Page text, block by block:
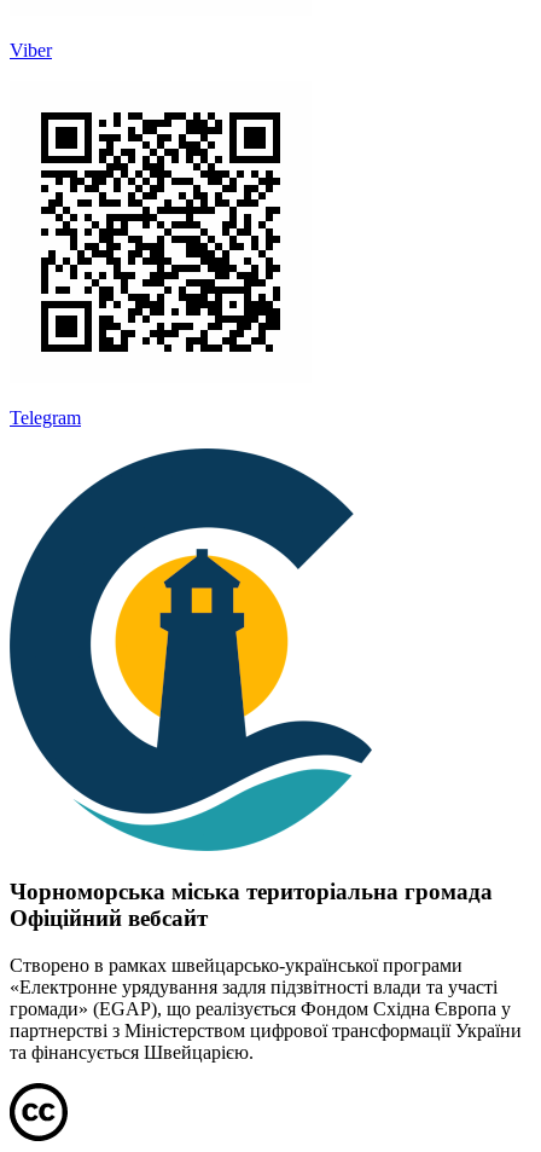
Viber
Telegram
Чорноморська міська територіальна громада
Офіційний вебсайт
Створено в рамках швейцарсько-української програми
«Електронне урядування задля підзвітності влади та участі
громади» (EGAP), що реалізується Фондом Східна Європа у
партнерстві з Міністерством цифрової трансформації України
та фінансується Швейцарією.